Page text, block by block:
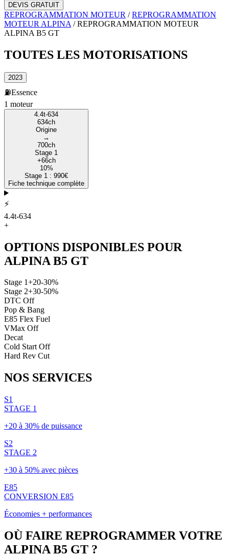
DEVIS GRATUIT
REPROGRAMMATION MOTEUR /REPROGRAMMATION
MOTEUR ALPINA /REPROGRAMMATION MOTEUR
ALPINA B5 GT
TOUTES LES MOTORISATIONS
2023
⛽Essence
1 moteur
4.4t-634
634ch
Origine
→
700ch
Stage 1
+66ch
10%
Stage 1 : 990€
Fiche technique complète
⚡
4.4t-634
+
OPTIONS DISPONIBLES POUR
ALPINA B5 GT
Stage 1+20-30%
Stage 2+30-50%
DTC Off
Pop & Bang
E85 Flex Fuel
VMax Off
Decat
Cold Start Off
Hard Rev Cut
NOS SERVICES
S1
STAGE 1
+20 à 30% de puissance
S2
STAGE 2
+30 à 50% avec pièces
E85
CONVERSION E85
Économies + performances
OÙ FAIRE REPROGRAMMER VOTRE
ALPINA B5 GT ?